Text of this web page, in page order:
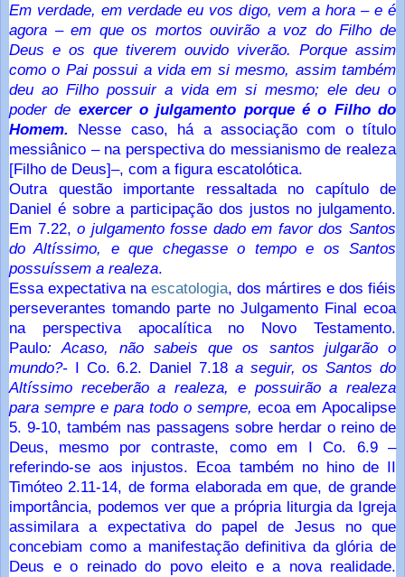
Em verdade, em verdade eu vos digo, vem a hora – e é
agora – em que os mortos ouvirão a voz do Filho de
Deus e os que tiverem ouvido viverão. Porque assim
como o Pai possui a vida em si mesmo, assim também
deu ao Filho possuir a vida em si mesmo; ele deu o
poder de exercer o julgamento porque é o Filho do
Homem. Nesse caso, há a associação com o título
messiânico – na perspectiva do messianismo de realeza
[Filho de Deus]–, com a figura escatolótica.
Outra questão importante ressaltada no capítulo de
Daniel é sobre a participação dos justos no julgamento.
Em 7.22,o julgamento fosse dado em favor dos Santos
do Altíssimo, e que chegasse o tempo e os Santos
possuíssem a realeza.
Essa expectativa na escatologia, dos mártires e dos fiéis
perseverantes tomando parte no Julgamento Final ecoa
na perspectiva apocalítica no Novo Testamento.
Paulo:Acaso, não sabeis que os santos julgarão o
mundo?- I Co. 6.2. Daniel 7.18 a seguir, os Santos do
Altíssimo receberão a realeza, e possuirão a realeza
para sempre e para todo o sempre, ecoa em Apocalipse
5. 9-10, também nas passagens sobre herdar o reino de
Deus, mesmo por contraste, como em I Co. 6.9 –
referindo-se aos injustos. Ecoa também no hino de II
Timóteo 2.11-14, de forma elaborada em que, de grande
importância, podemos ver que a própria liturgia da Igreja
assimilara a expectativa do papel de Jesus no que
concebiam como a manifestação definitiva da glória de
Deus e o reinado do povo eleito e a nova realidade.